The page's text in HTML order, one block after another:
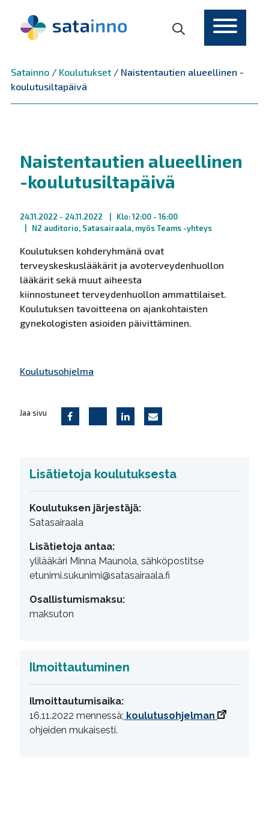
Satainno/ Koulutukset/ Naistentautien alueellinen -
koulutusiltapäivä
Naistentautien alueellinen
-koulutusiltapäivä
24.11.2022 - 24.11.2022
Klo: 12:00 - 16:00
N2 auditorio, Satasairaala, myös Teams -yhteys
Koulutuksen kohderyhmänä ovat
terveyskeskuslääkärit ja avoterveydenhuollon
lääkärit sekä muut aiheesta
kiinnostuneet terveydenhuollon ammattilaiset.
Koulutuksen tavoitteena on ajankohtaisten
gynekologisten asioiden päivittäminen.
Koulutusohjelma
Jaa sivu
Lisätietoja koulutuksesta
Koulutuksen järjestäjä:
Satasairaala
Lisätietoja antaa:
ylilääkäri Minna Maunola, sähköpostitse
etunimi.sukunimi@satasairaala.fi
Osallistumismaksu:
maksuton
Ilmoittautuminen
Ilmoittautumisaika:
16.11.2022 mennessä; koulutusohjelman
ohjeiden mukaisesti.